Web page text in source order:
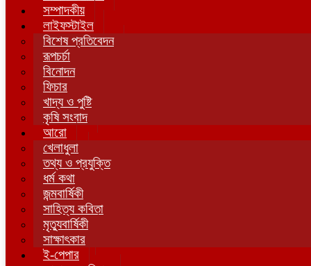
সম্পাদকীয়
লাইফস্টাইল
বিশেষ প্রতিবেদন
রূপচর্চা
বিনোদন
ফিচার
খাদ্য ও পুষ্টি
কৃষি সংবাদ
আরো
খেলাধুলা
তথ্য ও প্রযুক্তি
ধর্ম কথা
জন্মবার্ষিকী
সাহিত্য কবিতা
মৃত্যুবার্ষিকী
সাক্ষাৎকার
ই-পেপার